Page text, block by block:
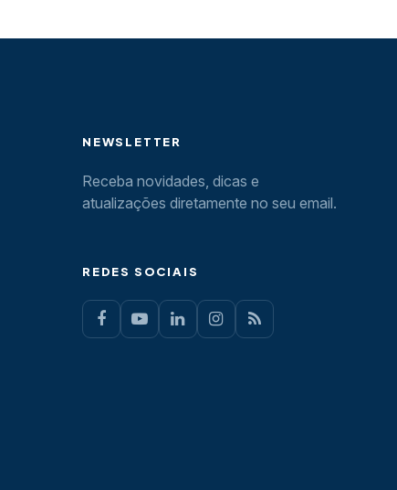
NEWSLETTER
Receba novidades, dicas e
atualizações diretamente no seu email.
REDES SOCIAIS